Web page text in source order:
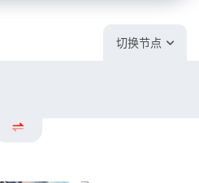
切换节点